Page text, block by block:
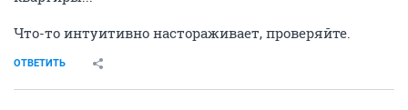
Что-то интуитивно настораживает, проверяйте.
ОТВЕТИТЬ